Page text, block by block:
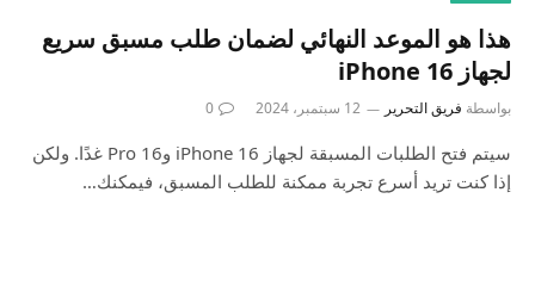
هذا هو الموعد النهائي لضمان طلب مسبق سريع
لجهاز iPhone 16
بواسطة فريق التحرير 12 سبتمبر، 2024 0
سيتم فتح الطلبات المسبقة لجهاز iPhone 16 و16 Pro غدًا. ولكن
إذا كنت تريد أسرع تجربة ممكنة للطلب المسبق، فيمكنك…